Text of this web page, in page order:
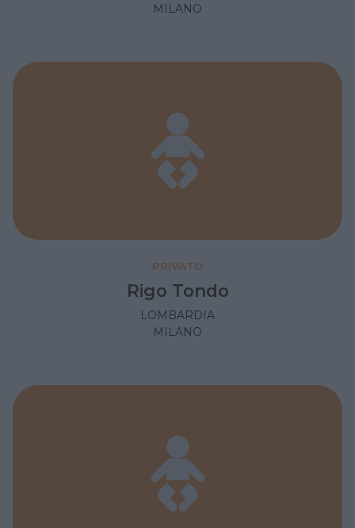
MILANO
PRIVATO
Rigo Tondo
LOMBARDIA
MILANO